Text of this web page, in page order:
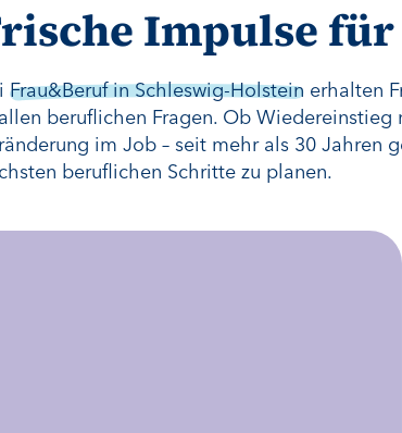
Impulse
Frau&Beruf in Schleswig-Holstein erhalten
beruflichen Fragen. Ob Wiedereinstieg
im Job – seit mehr als 30 Jahren
beruflichen Schritte zu planen.